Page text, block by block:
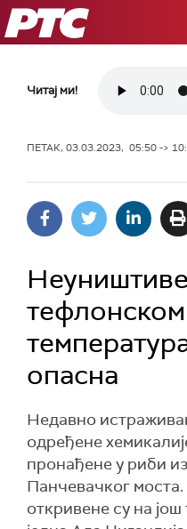
РТС
Читај ми!
ПЕТАК, 03.03.2023, 05:50 ->
опасна
Недавно
одређене
пронађене у риби
Панчевачког
откривене су на још